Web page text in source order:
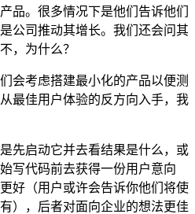
品。很多情况下是他们告诉他们
公司推动其增长。我们还会问其
，为什么？
会考虑搭建最小化的产品以便测
最佳用户体验的反方向入手，我
先启动它并去看结果是什么，或
写代码前去获得一份用户意向
好（用户或许会告诉你他们将使
），后者对面向企业的想法更佳